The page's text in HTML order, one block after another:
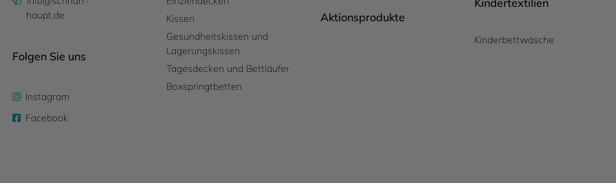
haupt.de
Folgen Sie uns
Instagram
Facebook
Kissen
Gesundheitskissen und
Lagerungskissen
Tagesdecken und Bettläufer
Boxspringtbetten
Aktionsprodukte
Kindertextilien
Kinderbettwäsche